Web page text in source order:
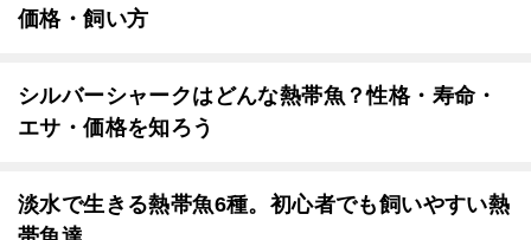
価格・飼い方
シルバーシャークはどんな熱帯魚？性格・寿命・
エサ・価格を知ろう
淡水で生きる熱帯魚6種。初心者でも飼いやすい熱